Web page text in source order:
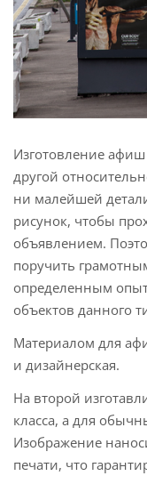
Изготовление
другой
ни малейшей
рисунок, чтобы
объявлением.
поручить
определенным
объектов данного
Материалом для
и дизайнерская.
На второй
класса, а для
Изображение
печати, что